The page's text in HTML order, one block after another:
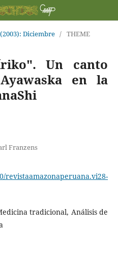
Diciembre / THEME
Un canto
en la
Franzens
revistaamazonaperuana.vi28-
tradicional, Análisis de